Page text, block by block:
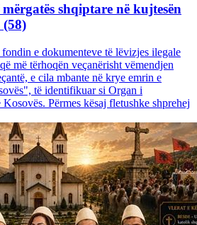
shqiptare në kujtesën
(58)
e dokumenteve të lëvizjes ilegale
më tërhoqën veçanërisht vëmendjen
e cila mbante në krye emrin e
të identifikuar si Organ i
Përmes kësaj fletushke shprehej